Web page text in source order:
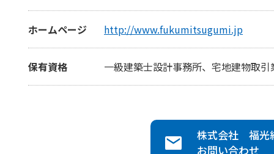
ホームページ http://www.fukumitsugumi.jp
保有資格 一級建築士設計事務所、宅地建物取
株式会社 福光
お問い合わせ